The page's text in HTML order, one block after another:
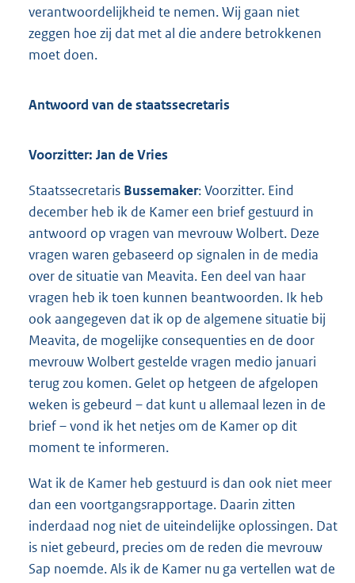
verantwoordelijkheid te nemen. Wij gaan niet
zeggen hoe zij dat met al die andere betrokkenen
moet doen.
Antwoord van de staatssecretaris
Voorzitter: Jan de Vries
Staatssecretaris Bussemaker: Voorzitter. Eind
december heb ik de Kamer een brief gestuurd in
antwoord op vragen van mevrouw Wolbert. Deze
vragen waren gebaseerd op signalen in de media
over de situatie van Meavita. Een deel van haar
vragen heb ik toen kunnen beantwoorden. Ik heb
ook aangegeven dat ik op de algemene situatie bij
Meavita, de mogelijke consequenties en de door
mevrouw Wolbert gestelde vragen medio januari
terug zou komen. Gelet op hetgeen de afgelopen
weken is gebeurd – dat kunt u allemaal lezen in de
brief – vond ik het netjes om de Kamer op dit
moment te informeren.
Wat ik de Kamer heb gestuurd is dan ook niet meer
dan een voortgangsrapportage. Daarin zitten
inderdaad nog niet de uiteindelijke oplossingen. Dat
is niet gebeurd, precies om de reden die mevrouw
Sap noemde. Als ik de Kamer nu ga vertellen wat de